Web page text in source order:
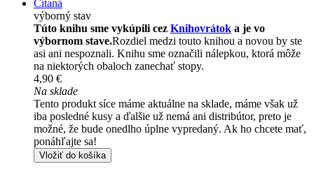
Čítaná
výborný stav
Túto knihu sme vykúpili cez Knihovrátok a je vo
výbornom stave.Rozdiel medzi touto knihou a novou by ste
asi ani nespoznali. Knihu sme označili nálepkou, ktorá môže
na niektorých obaloch zanechať stopy.
4,90 €
Na sklade
Tento produkt síce máme aktuálne na sklade, máme však už
iba posledné kusy a ďalšie už nemá ani distribútor, preto je
možné, že bude onedlho úplne vypredaný. Ak ho chcete mať,
ponáhľajte sa!
Vložiť do košíka